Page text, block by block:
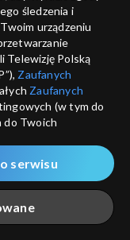
ANULUJ
śledzenia i
urządzeniu
Telewizję Polską
Zaufanych
Zaufanych
(w tym do
do Twoich
udostępnianie
przez
zwanych dalej
pomocą
serwisu